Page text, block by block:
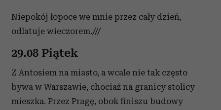
Niepokój łopoce we mnie przez cały dzień,
odlatuje wieczorem.///
29.08 Piątek
Z Antosiem na miasto, a wcale nie tak często
bywa w Warszawie, chociaż na granicy stolicy
mieszka. Przez Pragę, obok finiszu budowy